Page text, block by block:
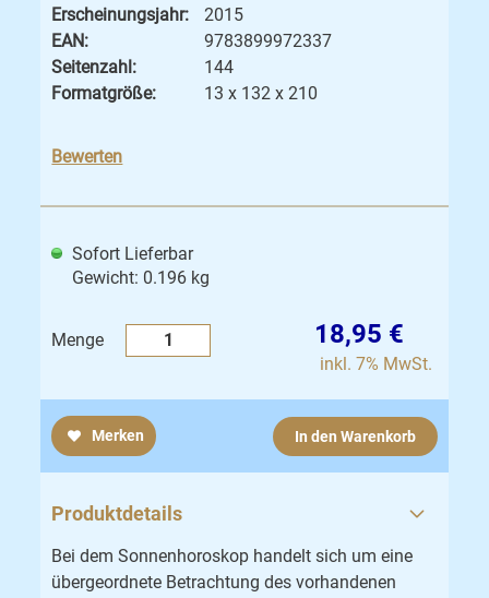
Erscheinungsjahr:
2015
EAN:
9783899972337
Seitenzahl:
144
Formatgröße:
13 x 132 x 210
Bewerten
Menge 18,95 €
inkl. 7% MwSt.
Sofort Lieferbar
Gewicht: 0.196 kg
Merken In den Warenkorb
Produktdetails
Bei dem Sonnenhoroskop handelt sich um eine
übergeordnete Betrachtung des vorhandenen